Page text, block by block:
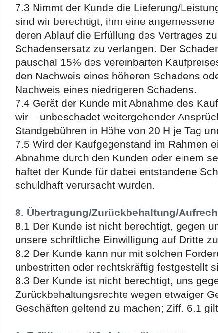
7.3 Nimmt der Kunde die Lieferung/
sind wir berechtigt, ihm eine
deren Ablauf die Erfüllung des Vertrages
Schadensersatz zu verlangen. Der
pauschal 15% des vereinbarten
den Nachweis eines höheren Schadens
Nachweis eines niedrigeren Schadens.
7.4 Gerät der Kunde mit Abnahme des
wir – unbeschadet weitergehender
Standgebühren in Höhe von 20 H je Tag
7.5 Wird der Kaufgegenstand im Rahmen
Abnahme durch den Kunden oder einem
haftet der Kunde für dabei entstandene
schuldhaft verursacht wurden.
8. Übertragung/Zurückbehaltung/
8.1 Der Kunde ist nicht berechtigt, gegen
unsere schriftliche Einwilligung auf Dritte
8.2 Der Kunde kann nur mit solchen
unbestritten oder rechtskräftig festgestellt
8.3 Der Kunde ist nicht berechtigt, uns
Zurückbehaltungsrechte wegen etwaiger
Geschäften geltend zu machen; Ziff. 6.1